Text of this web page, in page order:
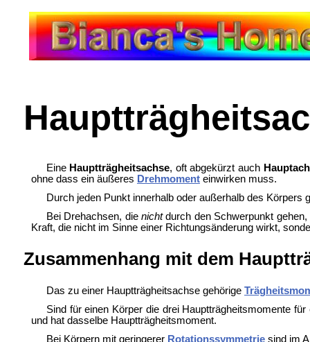
Eine Hauptträgheitsachse, oft abgekürzt auch
ohne dass ein äußeres Drehmomenteinwirken muss.
Durch jeden Punkt innerhalb oder außerhalb des
Bei Drehachsen, dienichtdurch den Schwerpunkt
Kraft, die nicht im Sinne einer Richtungsänderung wirkt,
Zusammenhang mit dem
Das zu einer Hauptträgheitsachse gehörige
Sind für einen Körper die drei Hauptträgheitsmomente
und hat dasselbe Hauptträgheitsmoment.
Bei Körpern mit geringerer Rotationssymmetriesind im